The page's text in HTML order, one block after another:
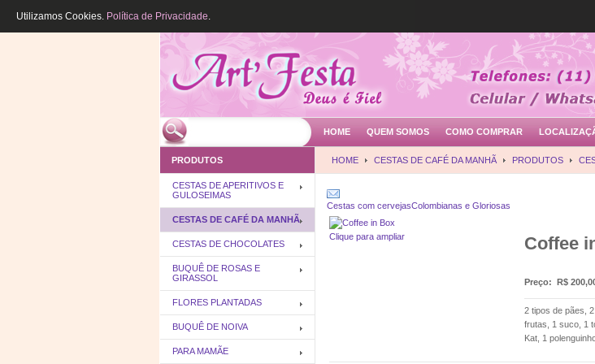
HOME QUEM SOMOS COMO COMPRAR
HOME CESTAS DE CAFÉ DA MANHÃ PRODUTOS
Cestas com cervejasColombianas e Gloriosas
Clique para ampliar Coffee
Preço: R$
2 tipos de pães,
frutas, 1 suco, 1
Kat, 1
PRODUTOS
CESTAS DE APERITIVOS E
GULOSEIMAS
CESTAS DE CAFÉ DA MANHÃ
CESTAS DE CHOCOLATES
BUQUÊ DE ROSAS E
GIRASSOL
FLORES PLANTADAS
BUQUÊ DE NOIVA
PARA MAMÃE
Utilizamos Cookies. Política de Privacidade.